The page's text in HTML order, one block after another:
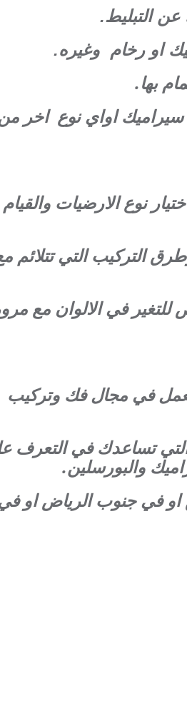
عن التبليط.
او رخام وغيره.
بها.
سيراميك اواي نوع اخر
نوع الارضيات
التركيب التي تتلائم
في الالوان مع
في مجال فك وتركيب
التي تساعدك في التعرف
والبورسلين.
او في جنوب الرياض او